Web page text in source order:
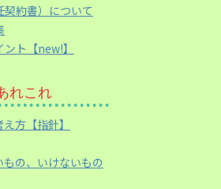
約書）について
ト【new!】
れこれ
方【指針】
の、いけないもの